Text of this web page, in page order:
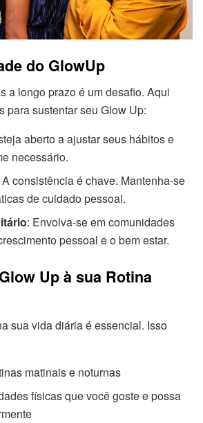
do GlowUp
a longo prazo é um desafio. Aqui
para sustentar seu Glow Up:
aberto a ajustar seus hábitos e
necessário.
A consistência é chave. Mantenha-se
de cuidado pessoal.
: Envolva-se em comunidades
pessoal e o bem estar.
Up à sua Rotina
sua vida diária é essencial. Isso
matinais e noturnas
físicas que você goste e possa